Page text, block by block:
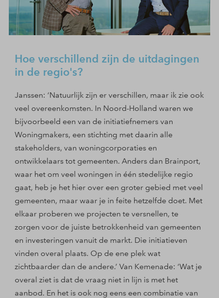
Hoe verschillend zijn de uitdagingen
in de regio's?
Janssen: ‘Natuurlijk zijn er verschillen, maar ik zie ook
veel overeenkomsten. In Noord-Holland waren we
bijvoorbeeld een van de initiatiefnemers van
Woningmakers, een stichting met daarin alle
stakeholders, van woningcorporaties en
ontwikkelaars tot gemeenten. Anders dan Brainport,
waar het om veel woningen in één stedelijke regio
gaat, heb je het hier over een groter gebied met veel
gemeenten, maar waar je in feite hetzelfde doet. Met
elkaar proberen we projecten te versnellen, te
zorgen voor de juiste betrokkenheid van gemeenten
en investeringen vanuit de markt. Die initiatieven
vinden overal plaats. Op de ene plek wat
zichtbaarder dan de andere.’ Van Kemenade: ‘Wat je
overal ziet is dat de vraag niet in lijn is met het
aanbod. En het is ook nog eens een combinatie van